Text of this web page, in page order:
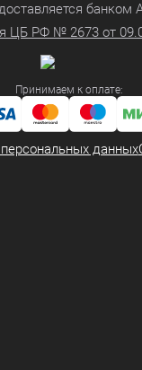
банком
ЦБ РФ № 2673 от
Принимаем к оплате:
данных